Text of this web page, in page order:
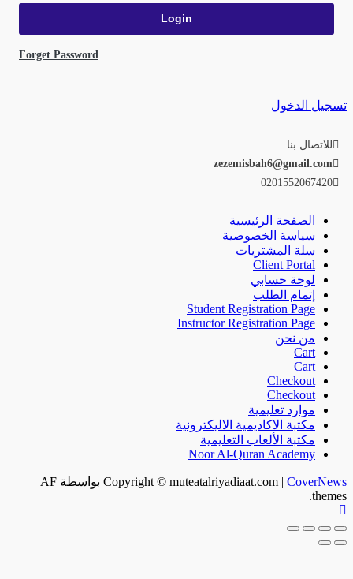
Forget Password
تسجيل الدخول
للاتصال بنا
zezemisbah6@gmail.com
0201552067420
الصفحة الرئيسية
سياسة الخصوصية
سلة المشتريات
Client Portal
لوحة حسابي
إتمام الطلب
Student Registration Page
Instructor Registration Page
من نحن
Cart
Cart
Checkout
Checkout
موارد تعليمية
مكتبة الاكاديمية الاليكترونية
مكتبة الألعاب التعليمية
Noor Al-Quran Academy
Copyright © muteatalriyadiaat.com|CoverNews
بواسطة AF
themes.